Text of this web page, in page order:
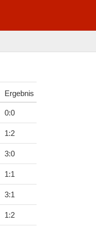
Ergebnis
0:0
1:2
3:0
1:1
3:1
1:2